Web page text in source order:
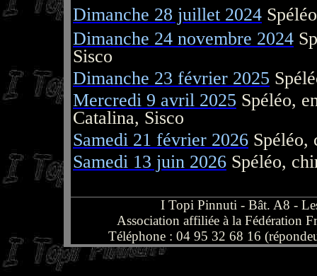
Dimanche 28 juillet 2024
Dimanche 24 novembre 2024
Sisco
Dimanche 23 février 2025
Mercredi 9 avril 2025 Spéléo,
Catalina, Sisco
Samedi 21 février 2026 Spéléo,
Samedi 13 juin 2026 Spéléo,
I Topi Pinnuti - Bât. A8 -
Association affiliée à la Fédération
Téléphone : 04 95 32 68 16